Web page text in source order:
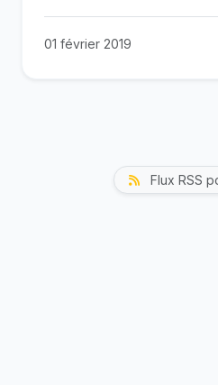
construction ou de
01 février 2019
Flux RSS